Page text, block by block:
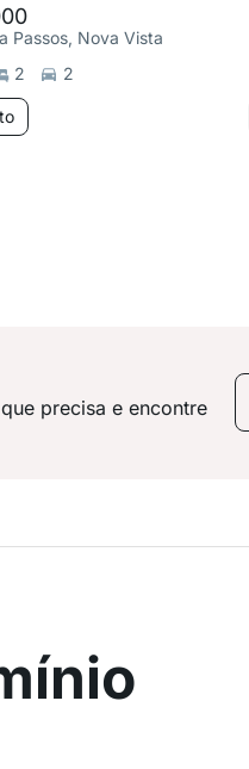
Passos, Nova Vista
2 2
precisa e encontre